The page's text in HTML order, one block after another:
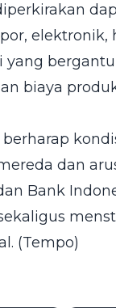
biaya
dan
Bank
(Tempo)